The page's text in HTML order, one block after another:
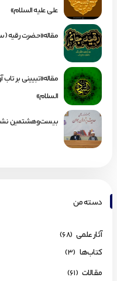
علی علیه السلام»
مقاله«حضرت رقیه
مقاله«تبیینی بر
السلام»
بیست‌وهشتمین
دسته من
آثار علمی (68)
کتاب‌ها (3)
مقالات (61)